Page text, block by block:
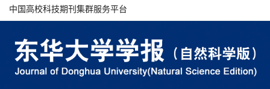
中国高校科技期刊集群服务平台